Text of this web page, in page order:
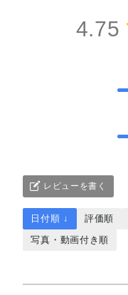
4.75
レビューを書く
日付順 ↓ 評価順
写真・動画付き順